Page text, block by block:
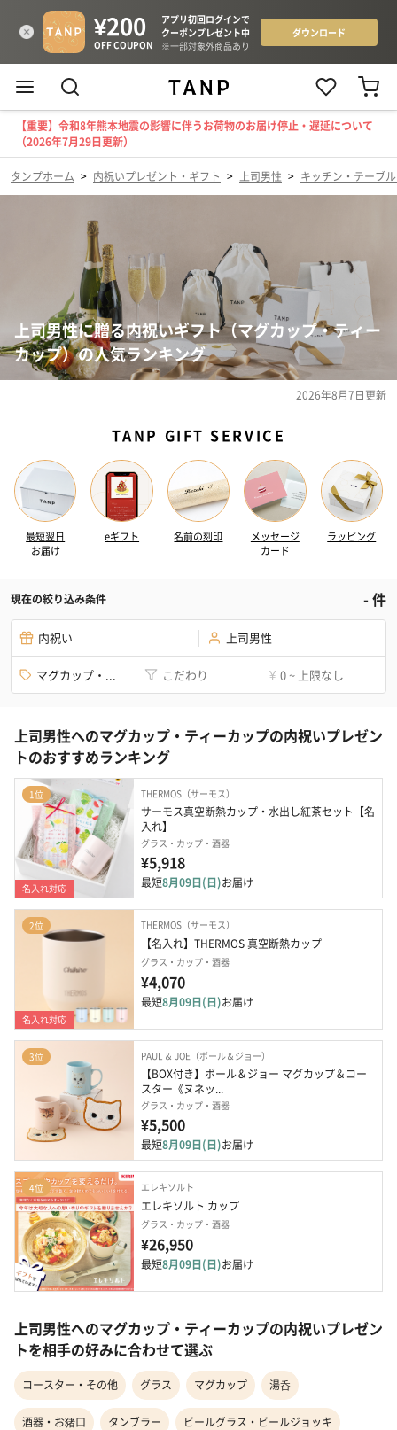
【重要】令和8年熊本地震の影響に伴うお荷物のお届け停止・遅延について
（2026年7月29日更新）
タンプホーム > 内祝いプレゼント・ギフト > 上司男性 > キッチン・テーブ
上司男性に贈る内祝いギフト（マグカップ・ティー
カップ）の人気ランキング
2026年8月7日更新
TANP GIFT SERVICE
最短翌日
お届け
eギフト 名前の刻印
メッセージ
カード
ラッピング
現在の絞り込み条件 -件
内祝い 上司男性
マグカップ・... こだわり ¥ 0 ~ 上限なし
上司男性へのマグカップ・ティーカップの内祝いプレゼン
トのおすすめランキング
1位
名入れ対応
THERMOS（サーモス）
サーモス真空断熱カップ・水出し紅茶セット【名
入れ】
グラス・カップ・酒器
¥5,918
最短8月09日(日)お届け
2位
名入れ対応
THERMOS（サーモス）
【名入れ】THERMOS 真空断熱カップ
グラス・カップ・酒器
¥4,070
最短8月09日(日)お届け
3位 PAUL ＆ JOE（ポール＆ジョー）
【BOX付き】ポール＆ジョー マグカップ＆コー
スター《ヌネッ...
グラス・カップ・酒器
¥5,500
最短8月09日(日)お届け
4位 エレキソルト
エレキソルト カップ
グラス・カップ・酒器
¥26,950
最短8月09日(日)お届け
上司男性へのマグカップ・ティーカップの内祝いプレゼン
トを相手の好みに合わせて選ぶ
コースター・その他 グラス マグカップ 湯呑
酒器・お猪口 タンブラー ビールグラス・ビールジョッキ